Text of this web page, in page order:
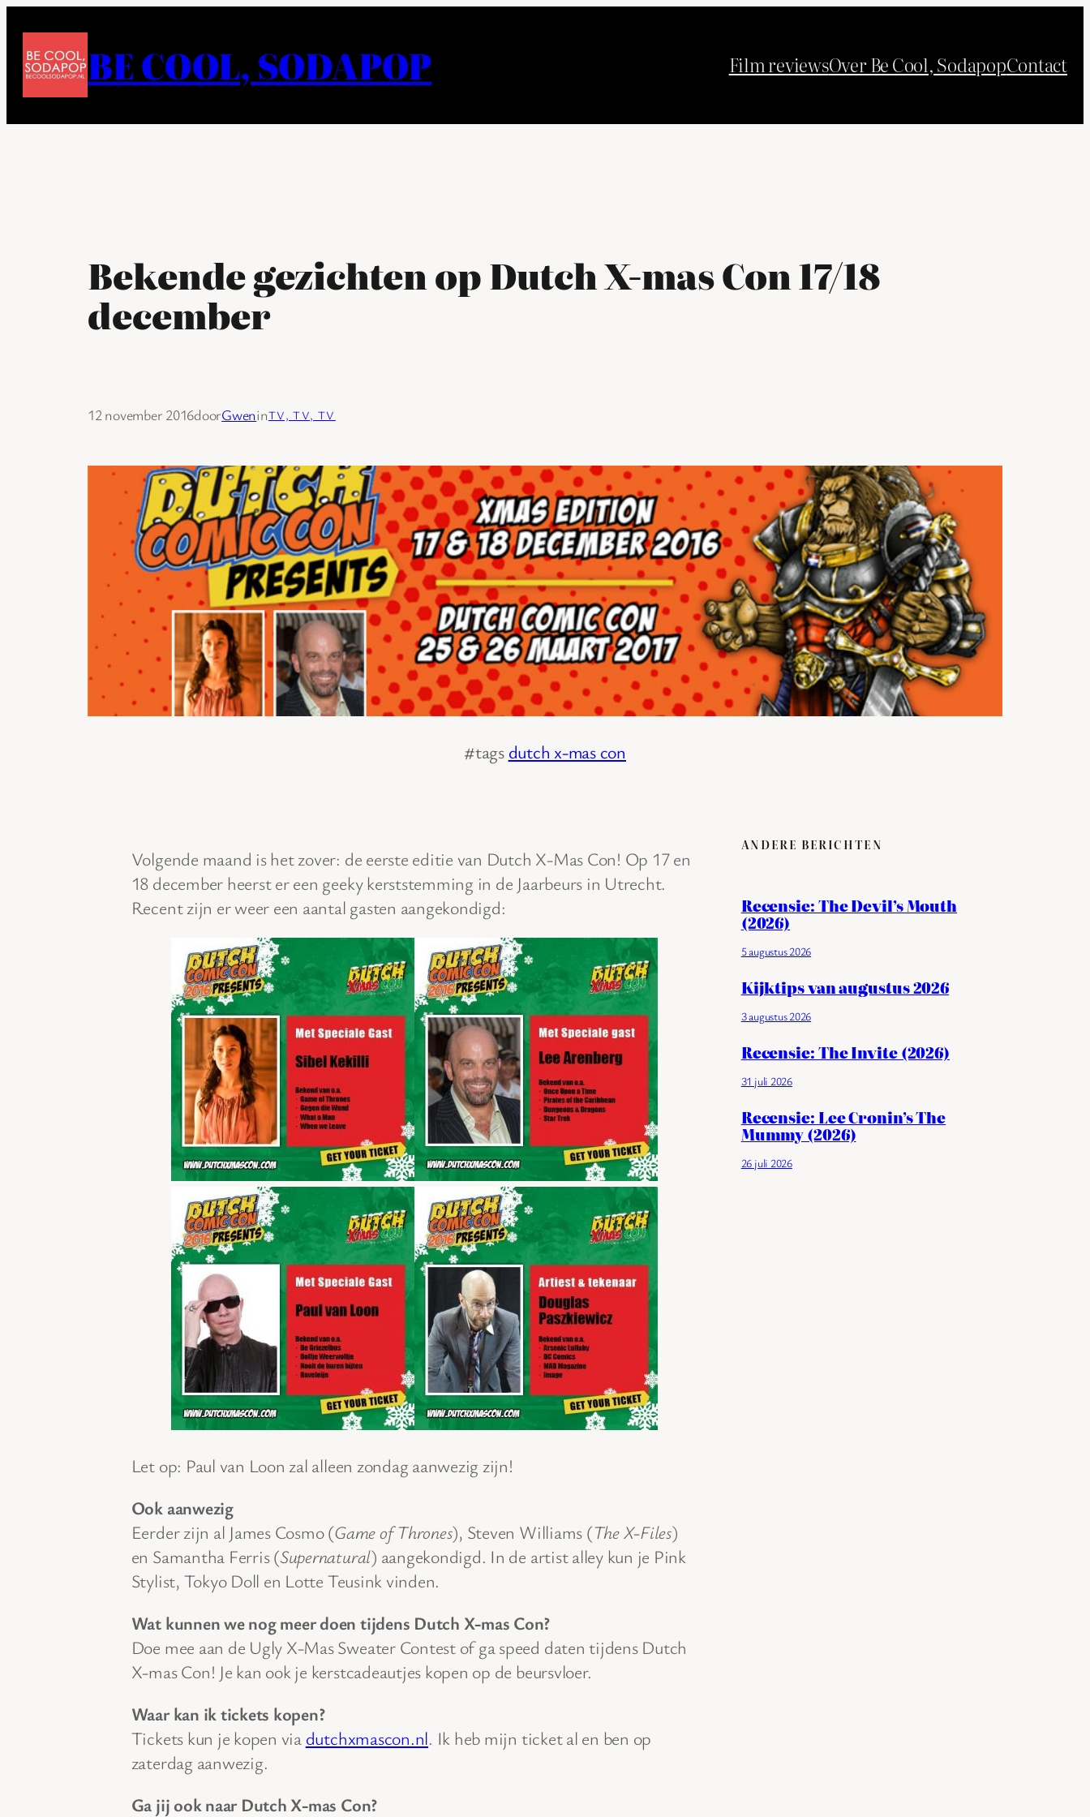
de
BE COOL, SODAPOP Film reviewsOver Be Cool, SodapopContact
Bekende gezichten op Dutch X-mas Con 17/18
december
12 november 2016doorGweninTV, TV, TV
#tags dutch x-mas con
Volgende maand is het zover: de eerste editie van Dutch X-Mas Con! Op 17 en
18 december heerst er een geeky kerststemming in de Jaarbeurs in Utrecht.
Recent zijn er weer een aantal gasten aangekondigd:
Let op: Paul van Loon zal alleen zondag aanwezig zijn!
Ook aanwezig
Eerder zijn al James Cosmo (Game of Thrones), Steven Williams (The X-Files)
en Samantha Ferris (Supernatural) aangekondigd. In de artist alley kun je Pink
Stylist, Tokyo Doll en Lotte Teusink vinden.
Wat kunnen we nog meer doen tijdens Dutch X-mas Con?
Doe mee aan de Ugly X-Mas Sweater Contest of ga speed daten tijdens Dutch
X-mas Con! Je kan ook je kerstcadeautjes kopen op de beursvloer.
Waar kan ik tickets kopen?
Tickets kun je kopen via dutchxmascon.nl. Ik heb mijn ticket al en ben op
zaterdag aanwezig.
Ga jij ook naar Dutch X-mas Con?
ANDERE BERICHTEN
Recensie: The Devil’s Mouth
(2026)
5 augustus 2026
Kijktips van augustus 2026
3 augustus 2026
Recensie: The Invite (2026)
31 juli 2026
Recensie: Lee Cronin’s The
Mummy (2026)
26 juli 2026